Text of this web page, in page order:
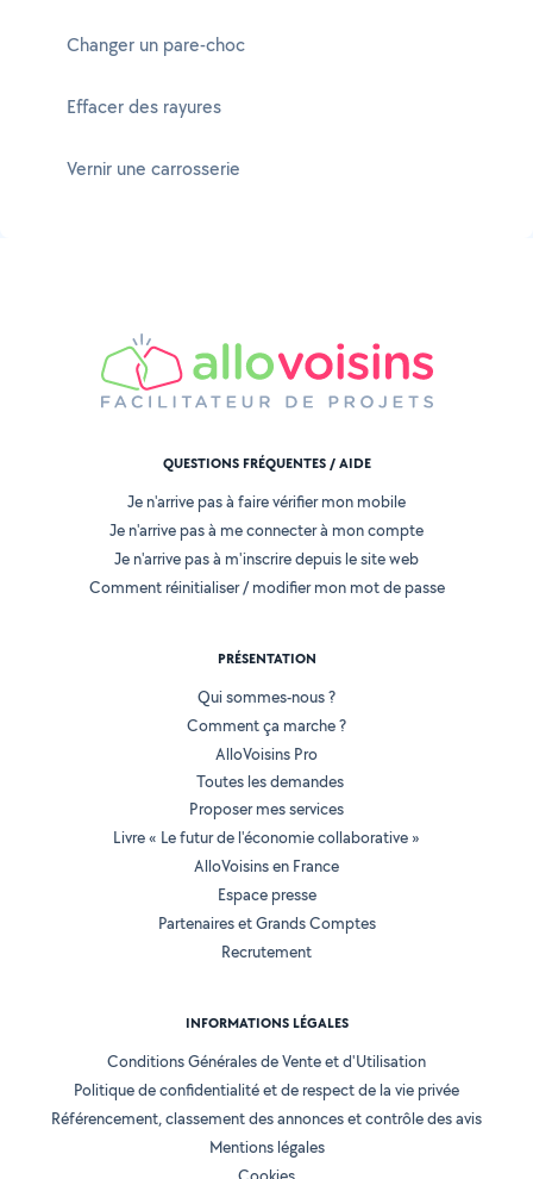
Changer un pare-choc
Effacer des rayures
Vernir une carrosserie
QUESTIONS FRÉQUENTES / AIDE
Je n'arrive pas à faire vérifier mon mobile
Je n'arrive pas à me connecter à mon compte
Je n'arrive pas à m'inscrire depuis le site web
Comment réinitialiser / modifier mon mot de passe
PRÉSENTATION
Qui sommes-nous ?
Comment ça marche ?
AlloVoisins Pro
Toutes les demandes
Proposer mes services
Livre « Le futur de l'économie collaborative »
AlloVoisins en France
Espace presse
Partenaires et Grands Comptes
Recrutement
INFORMATIONS LÉGALES
Conditions Générales de Vente et d'Utilisation
Politique de confidentialité et de respect de la vie privée
Référencement, classement des annonces et contrôle des avis
Mentions légales